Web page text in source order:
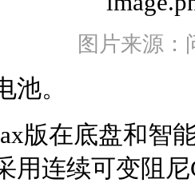
图片来源：
。
版在底盘和智
用连续可变阻